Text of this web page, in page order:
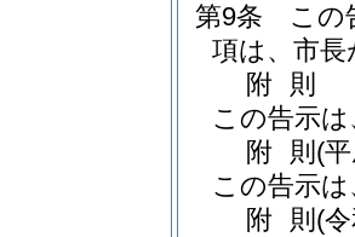
第9条
この
項は、市
附 則
この告示
附 則 (
この告示
附 則 (